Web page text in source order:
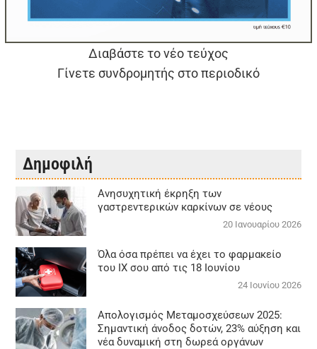
Διαβάστε το νέο τεύχος
Γίνετε συνδρομητής στο περιοδικό
Δημοφιλή
Aνησυχητική έκρηξη των
γαστρεντερικών καρκίνων σε νέους
20 Ιανουαρίου 2026
Όλα όσα πρέπει να έχει το φαρμακείο
του ΙΧ σου από τις 18 Ιουνίου
24 Ιουνίου 2026
Απολογισμός Μεταμοσχεύσεων 2025:
Σημαντική άνοδος δοτών, 23% αύξηση και
νέα δυναμική στη δωρεά οργάνων